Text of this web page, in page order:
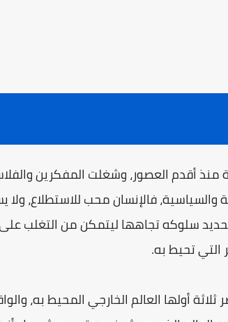
أقدم العصور، وشغلت المفكرين
والسياسية، فالإنسان محب للاستطلاع،
سلوكه تجاهها ليتمكن من التغلب
التي تحيط به.
ثلاثة أولها العالم الخارجي المحيط